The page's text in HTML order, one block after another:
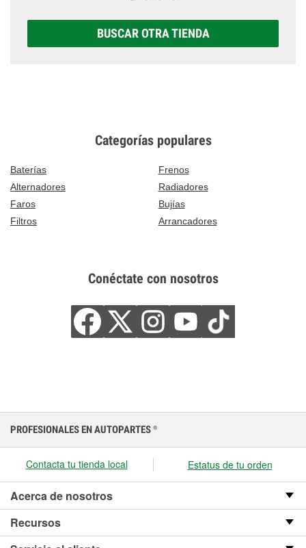
BUSCAR OTRA TIENDA
Categorías populares
Baterías
Frenos
Alternadores
Radiadores
Faros
Bujías
Filtros
Arrancadores
Conéctate con nosotros
PROFESIONALES EN AUTOPARTES ®
Contacta tu tienda local Estatus de tu orden
Acerca de nosotros
Recursos